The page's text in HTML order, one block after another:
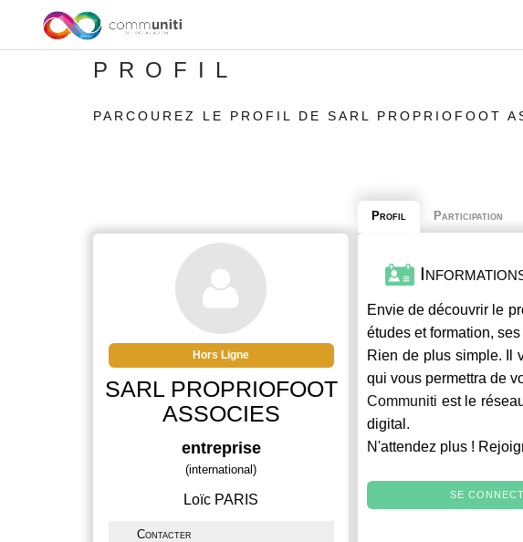
PROFIL
PARCOUREZ LE PROFIL DE SARL PROPRIOFOOT
Hors Ligne
SARL PROPRIOFOOT
ASSOCIES
entreprise
(international)
Loïc PARIS
Contacter
Profil Participation
Envie de découvrir le
études et formation,
Rien de plus simple. Il
qui vous permettra de
Communiti est le
digital.
N'attendez plus !
SE